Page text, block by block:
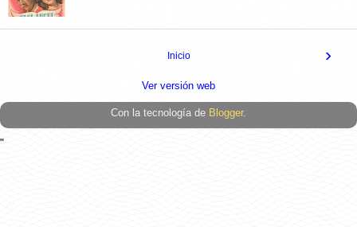
›
Inicio
Ver versión web
Con la tecnología de Blogger.
"